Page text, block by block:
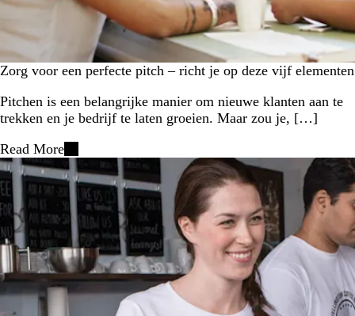
Zorg voor een perfecte pitch – richt je op deze vijf elementen
Pitchen is een belangrijke manier om nieuwe klanten aan te
trekken en je bedrijf te laten groeien. Maar zou je, […]
Read More